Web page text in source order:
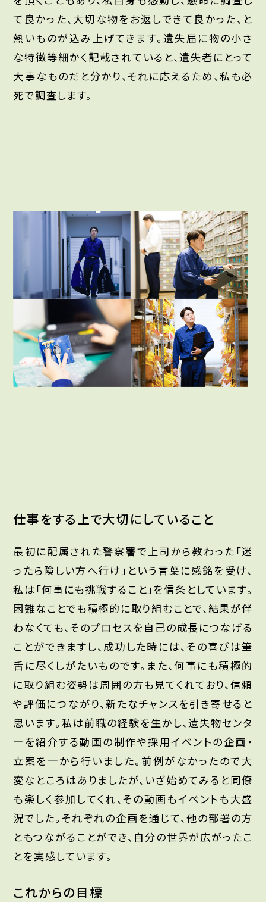
て良かった、大切な物をお返しできて良かった、と
熱いものが込み上げてきます。遺失届に物の小さ
な特徴等細かく記載されていると、遺失者にとって
大事なものだと分かり、それに応えるため、私も必
死で調査します。
仕事をする上で大切にしていること
最初に配属された警察署で上司から教わった「迷
ったら険しい方へ行け」という言葉に感銘を受け、
私は「何事にも挑戦すること」を信条としています。
困難なことでも積極的に取り組むことで、結果が伴
わなくても、そのプロセスを自己の成長につなげる
ことができますし、成功した時には、その喜びは筆
舌に尽くしがたいものです。また、何事にも積極的
に取り組む姿勢は周囲の方も見てくれており、信頼
や評価につながり、新たなチャンスを引き寄せると
思います。私は前職の経験を生かし、遺失物センタ
ーを紹介する動画の制作や採用イベントの企画・
立案を一から行いました。前例がなかったので大
変なところはありましたが、いざ始めてみると同僚
も楽しく参加してくれ、その動画もイベントも大盛
況でした。それぞれの企画を通じて、他の部署の方
ともつながることができ、自分の世界が広がったこ
とを実感しています。
これからの目標